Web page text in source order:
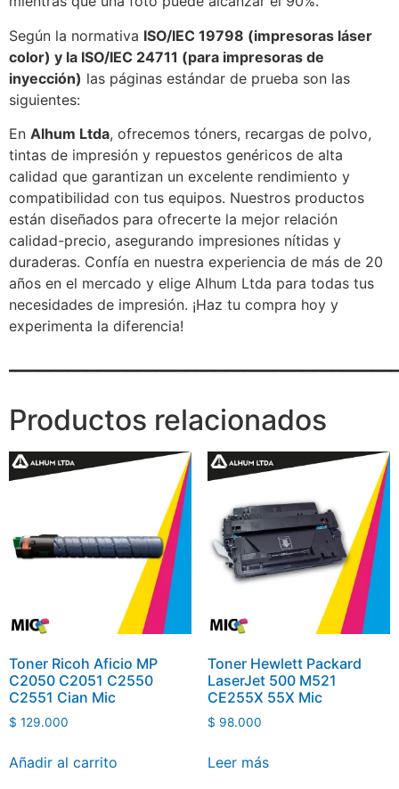
Según la normativa ISO/IEC 19798 (impresoras láser
color) y la ISO/IEC 24711 (para impresoras de
inyección) las páginas estándar de prueba son las
siguientes:
En Alhum Ltda, ofrecemos tóners, recargas de polvo,
tintas de impresión y repuestos genéricos de alta
calidad que garantizan un excelente rendimiento y
compatibilidad con tus equipos. Nuestros productos
están diseñados para ofrecerte la mejor relación
calidad-precio, asegurando impresiones nítidas y
duraderas. Confía en nuestra experiencia de más de 20
años en el mercado y elige Alhum Ltda para todas tus
necesidades de impresión. ¡Haz tu compra hoy y
experimenta la diferencia!
Productos relacionados
Toner Ricoh Aficio MP
C2050 C2051 C2550
C2551 Cian Mic
$ 129.000
Añadir al carrito
Toner Hewlett Packard
LaserJet 500 M521
CE255X 55X Mic
$ 98.000
Leer más